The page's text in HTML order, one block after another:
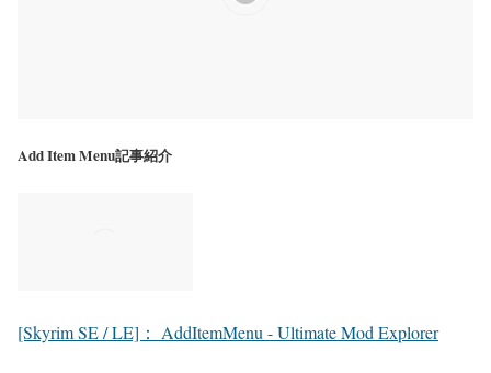
Add Item Menu記事紹介
[Skyrim SE / LE]： AddItemMenu - Ultimate Mod Explorer